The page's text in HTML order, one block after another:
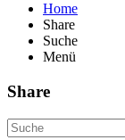
Home
Share
Suche
Menü
Share